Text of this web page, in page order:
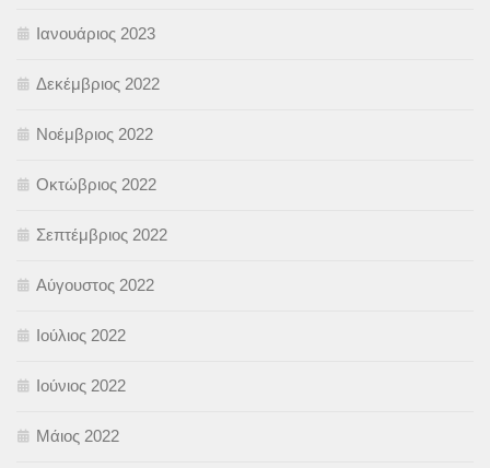
Ιανουάριος 2023
Δεκέμβριος 2022
Νοέμβριος 2022
Οκτώβριος 2022
Σεπτέμβριος 2022
Αύγουστος 2022
Ιούλιος 2022
Ιούνιος 2022
Μάιος 2022